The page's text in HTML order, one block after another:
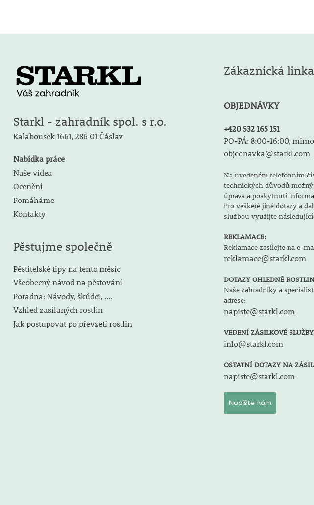
Starkl - zahradník spol. s r.o.
Kalabousek 1661, 286 01 Čáslav
Nabídka práce
Naše videa
Ocenění
Pomáháme
Kontakty
Pěstujme společně
Pěstitelské tipy na tento měsíc
Všeobecný návod na pěstování
Poradna: Návody, škůdci, ....
Vzhled zasílaných rostlin
Jak postupovat po převzetí rostlin
Zákaznická linka
OBJEDNÁVKY
+420 532 165 151
PO-PÁ: 8:00-16:00,
objednavka@starkl.com
Na uvedeném telefonním
technických důvodů
úprava a poskytnutí
Pro veškeré jiné dotazy a
službou využijte
REKLAMACE:
Reklamace zasílejte na e-
reklamace@starkl.com
DOTAZY OHLEDNĚ
Naše zahradníky a
adrese:
napiste@starkl.com
VEDENÍ ZÁSILKOVÉ
info@starkl.com
OSTATNÍ DOTAZY NA
napiste@starkl.com
Napište nám